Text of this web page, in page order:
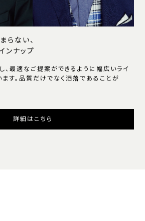
らない、
ンナップ
、最適なご提案ができるように幅広いライ
す。品質だけでなく洒落であることが
詳細はこちら